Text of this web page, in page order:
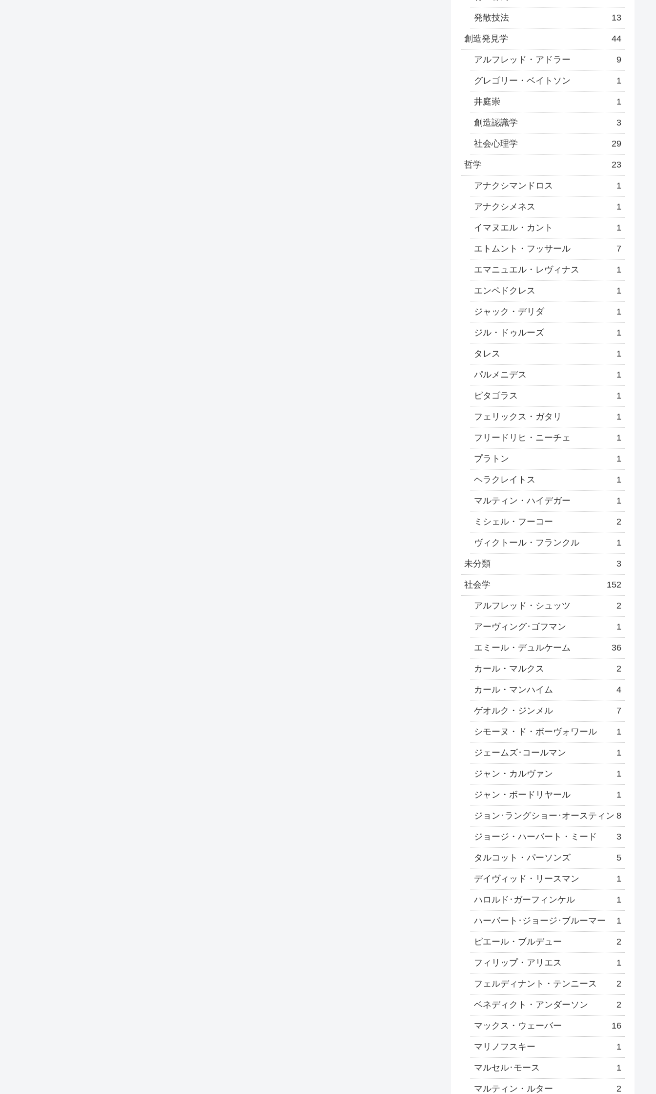
発散技法 13
創造発見学 44
アルフレッド・アドラー 9
グレゴリー・ベイトソン 1
井庭崇 1
創造認識学 3
社会心理学 29
哲学 23
アナクシマンドロス 1
アナクシメネス 1
イマヌエル・カント 1
エトムント・フッサール 7
エマニュエル・レヴィナス 1
エンペドクレス 1
ジャック・デリダ 1
ジル・ドゥルーズ 1
タレス 1
パルメニデス 1
ピタゴラス 1
フェリックス・ガタリ 1
フリードリヒ・ニーチェ 1
プラトン 1
ヘラクレイトス 1
マルティン・ハイデガー 1
ミシェル・フーコー 2
ヴィクトール・フランクル 1
未分類 3
社会学 152
アルフレッド・シュッツ 2
アーヴィング･ゴフマン 1
エミール・デュルケーム 36
カール・マルクス 2
カール・マンハイム 4
ゲオルク・ジンメル 7
シモーヌ・ド・ボーヴォワール 1
ジェームズ･コールマン 1
ジャン・カルヴァン 1
ジャン・ボードリヤール 1
ジョン･ラングショー･オースティン 8
ジョージ・ハーバート・ミード 3
タルコット・パーソンズ 5
デイヴィッド・リースマン 1
ハロルド･ガーフィンケル 1
ハーバート･ジョージ･ブルーマー 1
ピエール・ブルデュー 2
フィリップ・アリエス 1
フェルディナント・テンニース 2
ベネディクト・アンダーソン 2
マックス・ウェーバー 16
マリノフスキー 1
マルセル･モース 1
マルティン・ルター 2